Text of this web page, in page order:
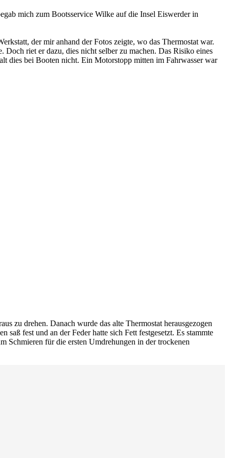
mich zum Bootsservice Wilke auf die Insel Eiswerder in
der mir anhand der Fotos zeigte, wo das Thermostat war.
riet er dazu, dies nicht selber zu machen. Das Risiko eines
dies bei Booten nicht. Ein Motorstopp mitten im Fahrwasser war
zu drehen. Danach wurde das alte Thermostat herausgezogen
fest und an der Feder hatte sich Fett festgesetzt. Es stammte
Schmieren für die ersten Umdrehungen in der trockenen